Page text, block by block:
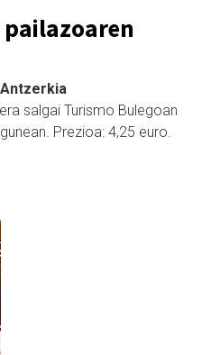
salgai Turismo Bulegoan
Prezioa: 4,25 euro.